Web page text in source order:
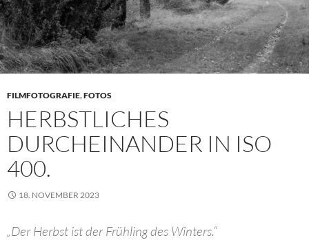
FILMFOTOGRAFIE,FOTOS
HERBSTLICHES
DURCHEINANDER IN ISO
400.
18. NOVEMBER 2023
„Der Herbst ist der Frühling des Winters.“